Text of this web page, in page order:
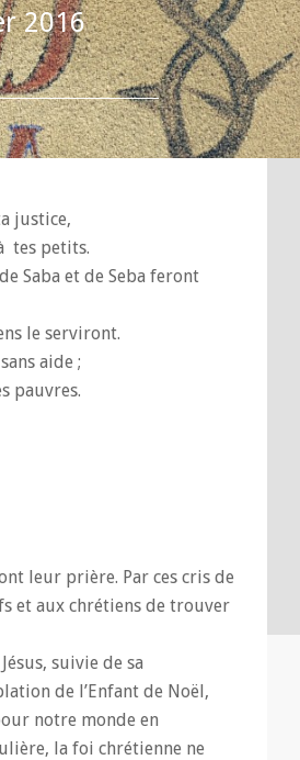
2016
justice,
tes petits.
Saba et de Seba feront
le serviront.
aide ;
pauvres.
leur prière. Par ces cris de
et aux chrétiens de trouver
suivie de sa
de l’Enfant de Noël,
notre monde en
la foi chrétienne ne